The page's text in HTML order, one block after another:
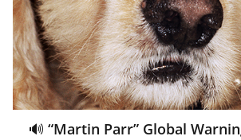
🔊 “Martin Parr” Global